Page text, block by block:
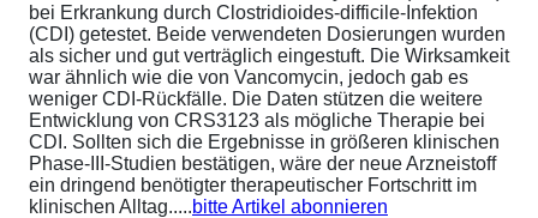
bei Erkrankung durch Clostridioides-difficile-Infektion
(CDI) getestet. Beide verwendeten Dosierungen wurden
als sicher und gut verträglich eingestuft. Die Wirksamkeit
war ähnlich wie die von Vancomycin, jedoch gab es
weniger CDI-Rückfälle. Die Daten stützen die weitere
Entwicklung von CRS3123 als mögliche Therapie bei
CDI. Sollten sich die Ergebnisse in größeren klinischen
Phase-III-Studien bestätigen, wäre der neue Arzneistoff
ein dringend benötigter therapeutischer Fortschritt im
klinischen Alltag.....bitte Artikel abonnieren